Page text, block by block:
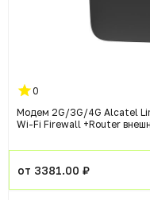
0
Модем 2G/3G/4G Alcatel
Wi-Fi Firewall +Router
от 3381.00 ₽